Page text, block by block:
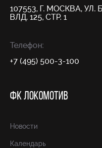
107553, Г. МОСКВА,
ВЛД. 125, СТР. 1
Телефон:
+7 (495) 500-3-100
ФК ЛОКОМОТИВ
Новости
Календарь